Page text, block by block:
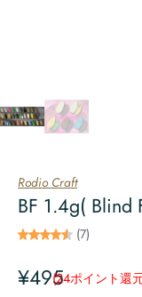
Rodio Craft
BF 1.4g( Blind
(7)
¥495
(24ポイント還